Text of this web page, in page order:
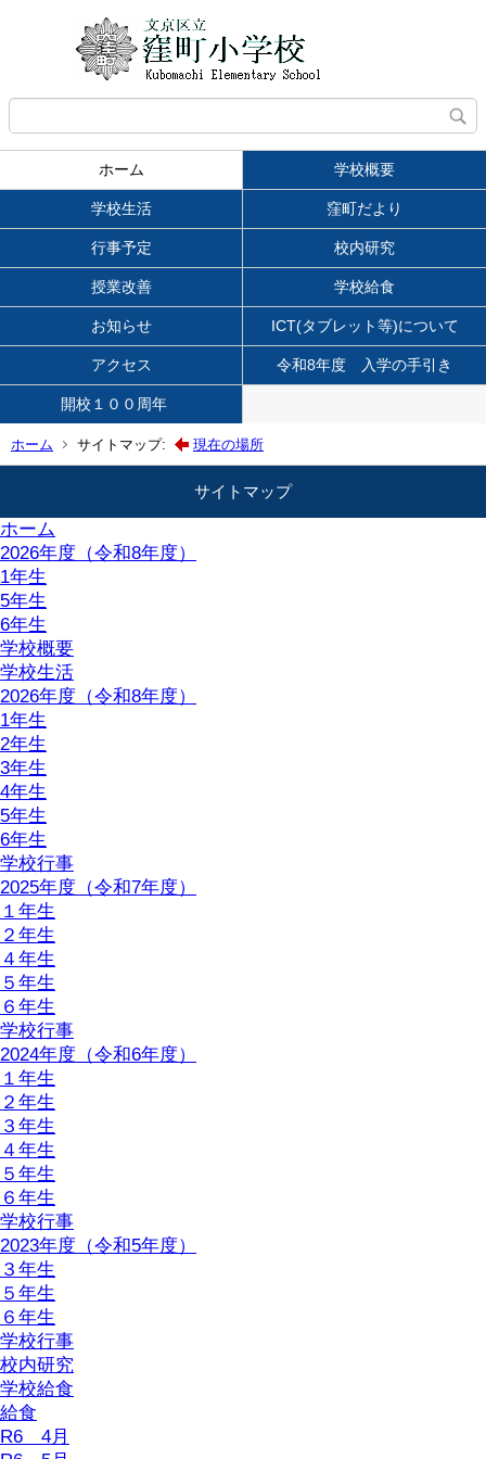
ホーム 学校概要
学校生活 窪町だより
行事予定 校内研究
授業改善 学校給食
お知らせ ICT(タブレット等)について
アクセス 令和8年度 入学の手引き
開校１００周年
ホーム サイトマップ: 現在の場所
サイトマップ
ホーム
2026年度（令和8年度）
1年生
5年生
6年生
学校概要
学校生活
2026年度（令和8年度）
1年生
2年生
3年生
4年生
5年生
6年生
学校行事
2025年度（令和7年度）
１年生
２年生
４年生
５年生
６年生
学校行事
2024年度（令和6年度）
１年生
２年生
３年生
４年生
５年生
６年生
学校行事
2023年度（令和5年度）
３年生
５年生
６年生
学校行事
校内研究
学校給食
給食
R6 4月